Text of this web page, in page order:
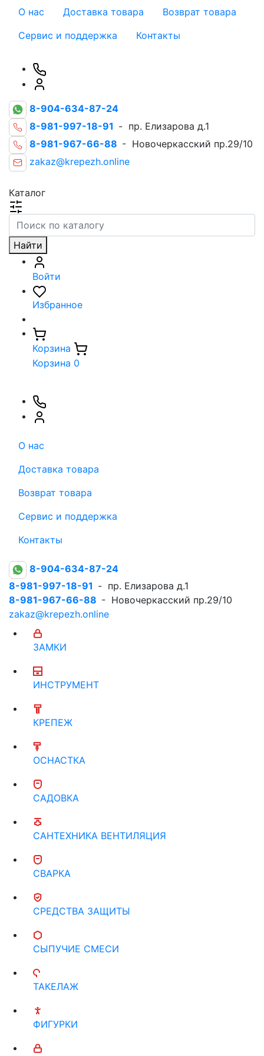
О нас Доставка товара
Возврат товара
Сервис и поддержка
Контакты
8-904-634-87-24
8-981-997-18-91 - пр. Елизарова д.1
8-981-967-66-88 - Новочеркасский пр.29/10
zakaz@krepezh.online
Каталог
Найти
Войти
Избранное
Корзина
Корзина 0
О нас
Доставка товара
Возврат товара
Сервис и поддержка
Контакты
8-904-634-87-24
8-981-997-18-91 - пр. Елизарова д.1
8-981-967-66-88 - Новочеркасский пр.29/10
zakaz@krepezh.online
ЗАМКИ
ИНСТРУМЕНТ
КРЕПЕЖ
ОСНАСТКА
САДОВКА
САНТЕХНИКА ВЕНТИЛЯЦИЯ
СВАРКА
СРЕДСТВА ЗАЩИТЫ
СЫПУЧИЕ СМЕСИ
ТАКЕЛАЖ
ФИГУРКИ